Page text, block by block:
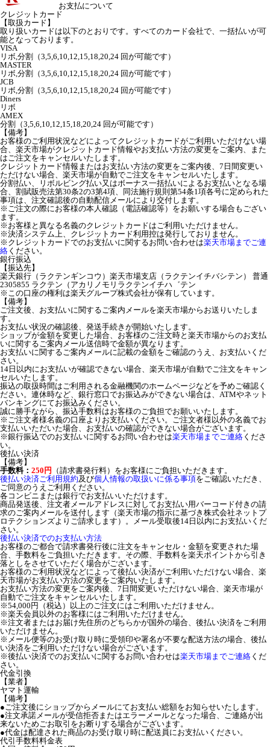
お支払について
クレジットカード
【取扱カード】
取り扱いカードは以下のとおりです。すべてのカード会社で、一括払いが可
能となっております。
VISA
リボ,分割（3,5,6,10,12,15,18,20,24 回が可能です）
MASTER
リボ,分割（3,5,6,10,12,15,18,20,24 回が可能です）
JCB
リボ,分割（3,5,6,10,12,15,18,20,24 回が可能です）
Diners
リボ
AMEX
分割（3,5,6,10,12,15,18,20,24 回が可能です）
【備考】
お客様のご利用状況などによってクレジットカードがご利用いただけない場
合、楽天市場がクレジットカード情報やお支払い方法の変更をご案内、また
はご注文をキャンセルいたします。
クレジットカード情報またはお支払い方法の変更をご案内後、7日間変更い
ただけない場合、楽天市場が自動でご注文をキャンセルいたします。
分割払い、リボルビング払い又はボーナス一括払いによるお支払いとなる場
合、割賦販売法第30条2の3第4項、同法施行規則第54条1項各号に定められた
事項は、注文確認後の自動配信メールにより交付します。
※ご注文の際にお客様の本人確認（電話確認等）をお願いする場合もござい
ます。
※お客様と異なる名義のクレジットカードはご利用いただけません。
※決済システム上、クレジットカード利用控は発行しておりません。
※クレジットカードでのお支払いに関するお問い合わせは楽天市場までご連
絡 ください。
銀行振込
【振込先】
楽天銀行（ラクテンギンコウ）楽天市場支店（ラクテンイチバシテン） 普通
2305855 ラクテン（アカリノモリラクテンイチハ゛テン
※この口座の権利は楽天グループ株式会社が保有しています。
【備考】
ご注文後、お支払いに関するご案内メールを楽天市場からお送りいたしま
す。
お支払い状況の確認後、発送手続きが開始いたします。
ショップが金額を変更した場合、お客様のご注文時と楽天市場からのお支払
いに関するご案内メール送信時で金額が異なります。
お支払いに関するご案内メールに記載の金額をご確認のうえ、お支払いくだ
さい。
14日以内にお支払いが確認できない場合、楽天市場が自動でご注文をキャン
セルいたします。
振込の取扱時間はご利用される金融機関のホームページなどを予めご確認く
ださい。連休時など、銀行窓口でお振込みができない場合は、ATMやネット
バンキングにてお振込みください。
誠に勝手ながら、振込手数料はお客様のご負担でお願いいたします。
※ご注文者様名義の口座よりお支払いください。ご注文者様以外の名義でお
支払いいただいた場合、お支払いの確認ができない場合がございます。
※銀行振込でのお支払いに関するお問い合わせは楽天市場までご連絡 くださ
い。
後払い決済
【備考】
手数料： 250円 （請求書発行料）をお客様にご負担いただきます。
後払い決済ご利用規約及び個人情報の取扱いに係る事項をご確認いただき、
ご同意のうえご利用ください。
各コンビニまたは銀行でお支払いいただけます。
商品発送後、注文者メールアドレスに対してお支払い用バーコード付きの請
求のご案内メールを送付します（楽天市場の指示に基づき株式会社ネットプ
ロテクションズよりご請求します）。メール受取後14日以内にお支払いくだ
さい。
後払い決済でのお支払い方法
お客様のご都合で請求書発行後に注文をキャンセル・金額を変更された場
合、手数料をご負担いただきます。その際、手数料を楽天ポイントから引き
落としをさせていただく場合がございます。
お客様のご利用状況などによって後払い決済がご利用いただけない場合、楽
天市場がお支払い方法の変更をご案内いたします。
お支払い方法の変更をご案内後、7日間変更いただけない場合、楽天市場が
自動でご注文をキャンセルいたします。
※54,000円（税込）以上のご注文にはご利用いただけません。
※楽天会員以外のお客様にはご利用いただけません。
※注文者またはお届け先住所のどちらかが国外の場合、後払い決済をご利用
いただけません。
※メール便等のお受け取り時に受領印や署名が不要な配送方法の場合、後払
い決済をご利用いただけない場合がございます。
※後払い決済でのお支払いに関するお問い合わせは楽天市場までご連絡 くだ
さい。
代金引換
【業者】
ヤマト運輸
【備考】
●ご注文後にショップからメールにてお支払い総額をお知らせいたします。
●注文承諾メールが受信拒否またはエラーメールとなった場合、ご連絡が出
来ないためごお取引をお断りする場合がございます。
●代金は配達された商品のお受け取り時に配送員にお支払いください。
代引手数料料金表